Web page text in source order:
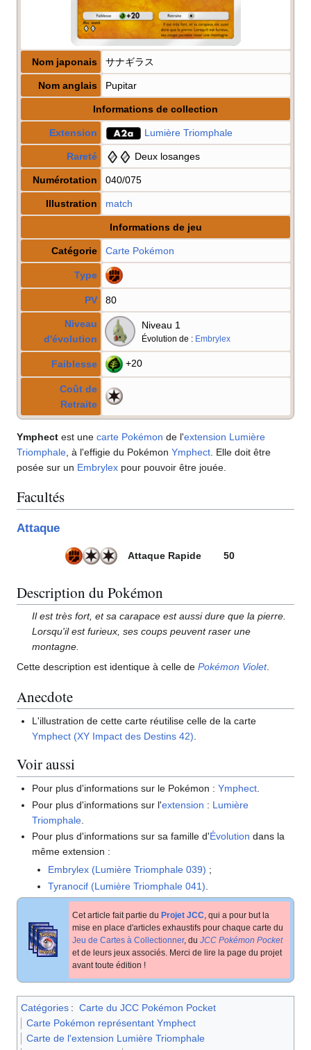
Nom japonais サナギラス
Nom anglais Pupitar
Informations de collection
Extension Lumière Triomphale
Rareté Deux losanges
Numérotation 040/075
Illustration match
Informations de jeu
Catégorie Carte Pokémon
Type
PV 80
Niveau
d'évolution
Niveau 1
Évolution de : Embrylex
Faiblesse +20
Coût de
Retraite
Ymphect est une carte Pokémon de l'extension Lumière
Triomphale , à l'effigie du Pokémon Ymphect . Elle doit être
posée sur un Embrylex pour pouvoir être jouée.
Facultés
Attaque
Attaque Rapide 50
Description du Pokémon
Il est très fort, et sa carapace est aussi dure que la pierre.
Lorsqu'il est furieux, ses coups peuvent raser une
montagne.
Cette description est identique à celle de Pokémon Violet.
Anecdote
L'illustration de cette carte réutilise celle de la carte
Ymphect (XY Impact des Destins 42)
Voir aussi
Pour plus d'informations sur le Pokémon :Ymphect.
Pour plus d'informations sur l'extension : Lumière
Triomphale
Pour plus d'informations sur sa famille d'Évolution dans la
même extension :
Embrylex (Lumière Triomphale 039) ;
Tyranocif (Lumière Triomphale 041)
Cet article fait partie du Projet JCC , qui a pour but la
mise en place d'articles exhaustifs pour chaque carte du
Jeu de Cartes à Collectionner, du JCC Pokémon Pocket
et de leurs jeux associés. Merci de lire la page du projet
avant toute édition !
Catégories : Carte du JCC Pokémon Pocket
Carte Pokémon représentant Ymphect
Carte de l'extension Lumière Triomphale